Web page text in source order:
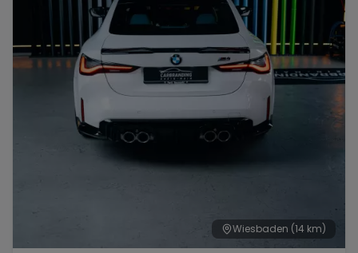
Wiesbaden (14 km)